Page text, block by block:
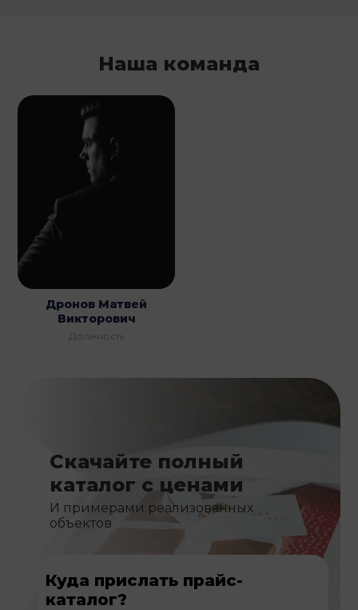
Наша команда
Дронов Матвей
Викторович
Должность
Скачайте полный
каталог с ценами
И примерами реализованных
объектов
Куда прислать прайс-
каталог?